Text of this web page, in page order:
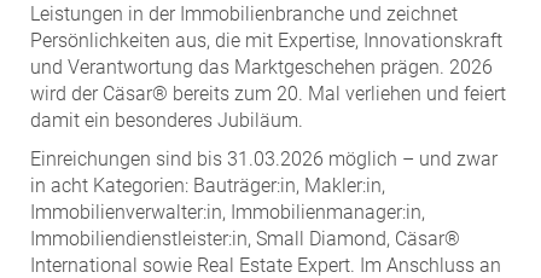
Leistungen in der Immobilienbranche und zeichnet
Persönlichkeiten aus, die mit Expertise, Innovationskraft
und Verantwortung das Marktgeschehen prägen. 2026
wird der Cäsar® bereits zum 20. Mal verliehen und feiert
damit ein besonderes Jubiläum.
Einreichungen sind bis 31.03.2026 möglich – und zwar
in acht Kategorien: Bauträger:in, Makler:in,
Immobilienverwalter:in, Immobilienmanager:in,
Immobiliendienstleister:in, Small Diamond, Cäsar®
International sowie Real Estate Expert. Im Anschluss an